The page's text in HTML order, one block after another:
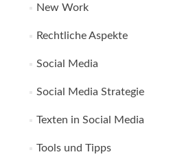
New Work
Rechtliche Aspekte
Social Media
Social Media Strategie
Texten in Social Media
Tools und Tipps